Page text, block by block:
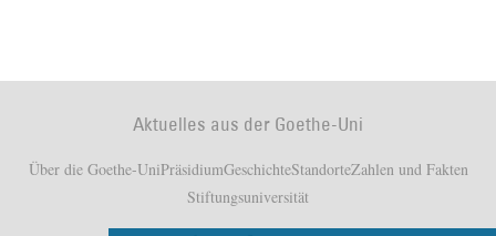
Aktuelles aus der Goethe-Uni
Über die Goethe-UniPräsidiumGeschichteStandorteZahlen und Fakten
Stiftungsuniversität